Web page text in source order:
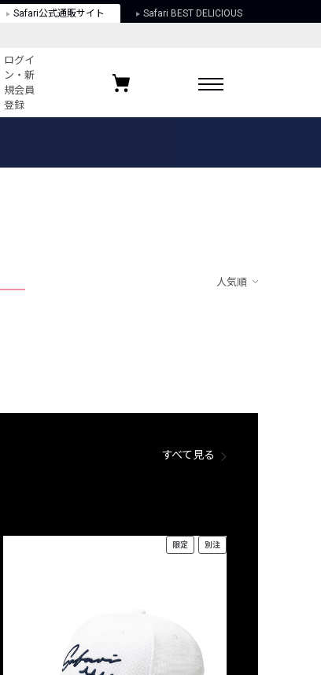
Safari公式通販サイト Safari BEST DELICIOUS
ログイ
ン・新
規会員
登録
お気に入りブランド
人気順
すべて見る
限定 別注